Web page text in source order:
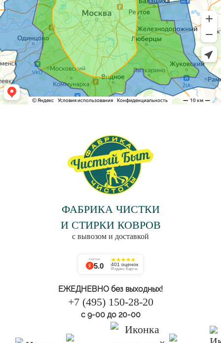
ФАБРИКА ЧИСТКИ
И СТИРКИ КОВРОВ
с вывозом и доставкой
РЕЙТИНГ
5.0 401 оценок
Яндекс Карты
ЕЖЕДНЕВНО без выходных!
+7 (495) 150-28-20
с 9-00 до 20-00